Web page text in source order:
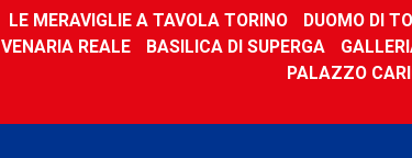
LE MERAVIGLIE A TAVOLA TORINO DUOMO DI
VENARIA REALE BASILICA DI SUPERGA
PALAZZO